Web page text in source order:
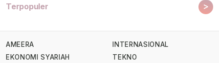
Terpopuler >
AMEERA
EKONOMI SYARIAH
INTERNASIONAL
TEKNO